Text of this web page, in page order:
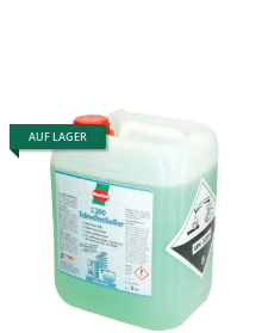
AUF LAGER